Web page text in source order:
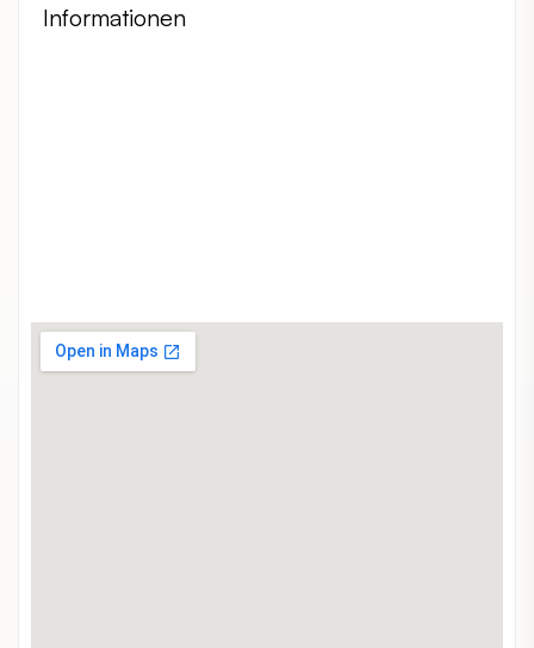
Informationen